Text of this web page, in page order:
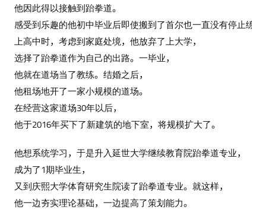
他因此得以接触到跆拳道。
感受到乐趣的他初中毕业后即使搬到了首尔也一直没有停止练习
上高中时，考虑到家庭处境，他放弃了上大学，
选择了跆拳道作为自己的出路。一毕业，
他就在道场当了教练。结婚之后，
他租场地开了一家小规模的道场。
在经营这家道场30年以后，
他于2016年买下了新建筑的地下室，将规模扩大了。
他想系统学习，于是升入延世大学继续教育院跆拳道专业，
成为了1期毕业生，
又到庆熙大学体育研究生院读了跆拳道专业。就这样，
他一边夯实理论基础，一边提高了策划能力。